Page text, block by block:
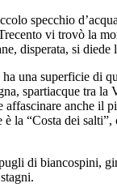
specchio
vi trovò la
disperata, si diede
superficie di
spartiacque tra la
anche il
“Costa dei
di biancospini,